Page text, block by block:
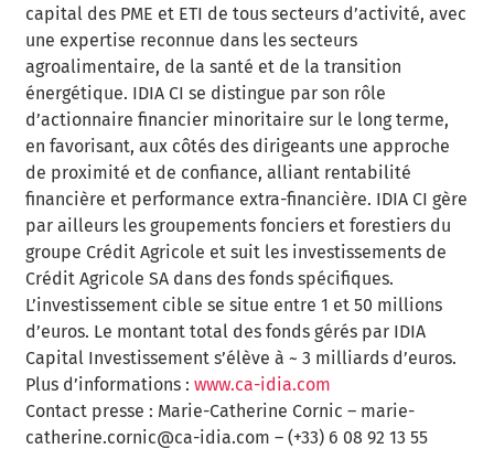
capital des PME et ETI de tous secteurs d’activité, avec
une expertise reconnue dans les secteurs
agroalimentaire, de la santé et de la transition
énergétique. IDIA CI se distingue par son rôle
d’actionnaire financier minoritaire sur le long terme,
en favorisant, aux côtés des dirigeants une approche
de proximité et de confiance, alliant rentabilité
financière et performance extra-financière. IDIA CI gère
par ailleurs les groupements fonciers et forestiers du
groupe Crédit Agricole et suit les investissements de
Crédit Agricole SA dans des fonds spécifiques.
L’investissement cible se situe entre 1 et 50 millions
d’euros. Le montant total des fonds gérés par IDIA
Capital Investissement s’élève à ~ 3 milliards d’euros.
Plus d’informations :www.ca-idia.com
Contact presse : Marie-Catherine Cornic – marie-
catherine.cornic@ca-idia.com – (+33) 6 08 92 13 55